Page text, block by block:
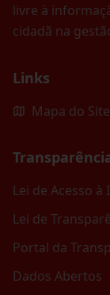
livre à
cidadã na
Links
Mapa do Site
Lei de Acesso
Lei de
Portal da
Dados Abertos